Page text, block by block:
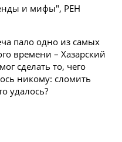
и мифы", РЕН
пало одно из самых
времени – Хазарский
сделать то, чего
никому: сломить
удалось?